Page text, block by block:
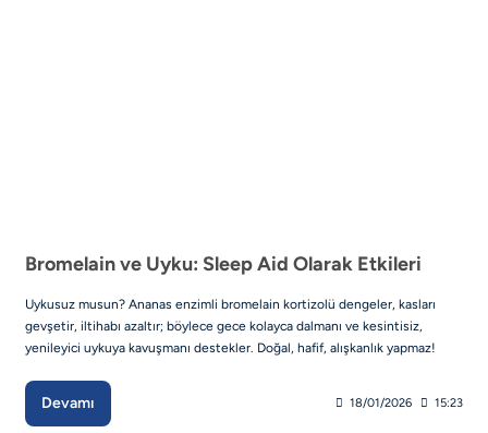
Bromelain ve Uyku: Sleep Aid Olarak Etkileri
Uykusuz musun? Ananas enzimli bromelain kortizolü dengeler, kasları
gevşetir, iltihabı azaltır; böylece gece kolayca dalmanı ve kesintisiz,
yenileyici uykuya kavuşmanı destekler. Doğal, hafif, alışkanlık yapmaz!
Devamı 18/01/2026 15:23